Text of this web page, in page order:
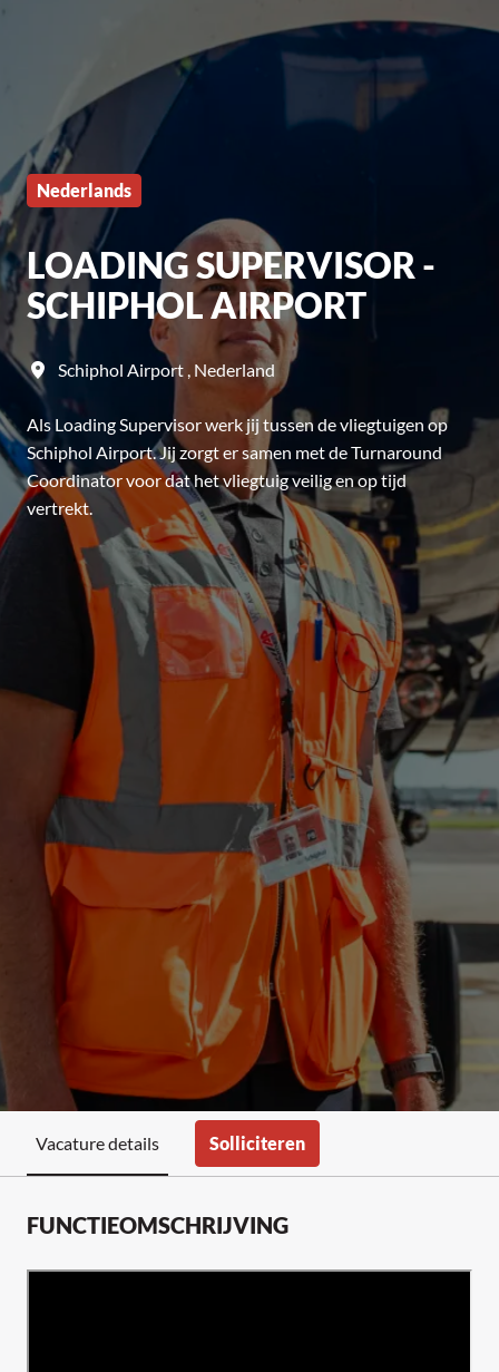
Nederlands
LOADING SUPERVISOR -
SCHIPHOL AIRPORT
Schiphol Airport , Nederland
Als Loading Supervisor werk jij tussen de vliegtuigen op
Schiphol Airport. Jij zorgt er samen met de Turnaround
Coordinator voor dat het vliegtuig veilig en op tijd
vertrekt.
Vacature details Solliciteren
FUNCTIEOMSCHRIJVING